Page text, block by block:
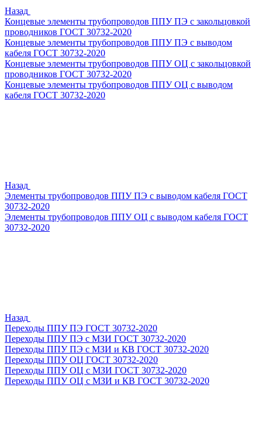
Назад
Концевые элементы трубопроводов ППУ ПЭ с закольцовкой
проводников ГОСТ 30732-2020
Концевые элементы трубопроводов ППУ ПЭ с выводом
кабеля ГОСТ 30732-2020
Концевые элементы трубопроводов ППУ ОЦ с закольцовкой
проводников ГОСТ 30732-2020
Концевые элементы трубопроводов ППУ ОЦ с выводом
кабеля ГОСТ 30732-2020
Назад
Элементы трубопроводов ППУ ПЭ с выводом кабеля ГОСТ
30732-2020
Элементы трубопроводов ППУ ОЦ с выводом кабеля ГОСТ
30732-2020
Назад
Переходы ППУ ПЭ ГОСТ 30732-2020
Переходы ППУ ПЭ с МЗИ ГОСТ 30732-2020
Переходы ППУ ПЭ с МЗИ и КВ ГОСТ 30732-2020
Переходы ППУ ОЦ ГОСТ 30732-2020
Переходы ППУ ОЦ с МЗИ ГОСТ 30732-2020
Переходы ППУ ОЦ с МЗИ и КВ ГОСТ 30732-2020